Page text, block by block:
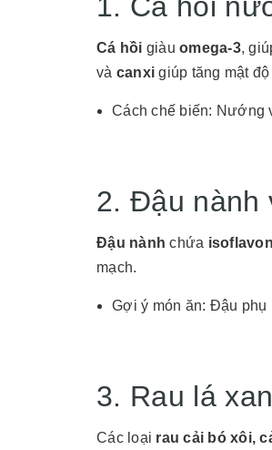
Cá hồi giàu omega-3,
và canxi giúp tăng mật
Cách chế biến: Nướng
2. Đậu nành
Đậu nành chứa
mạch.
Gợi ý món ăn: Đậu
3. Rau lá
Các loại rau cải bó xôi,